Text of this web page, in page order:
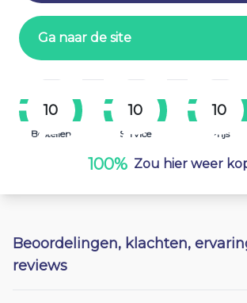
Ga naar de site
10
Bestellen
10
Service
10
Prijs
100% Zou hier weer
Beoordelingen, klachten,
reviews